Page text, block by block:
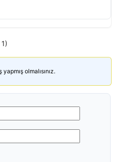
olmalısınız.